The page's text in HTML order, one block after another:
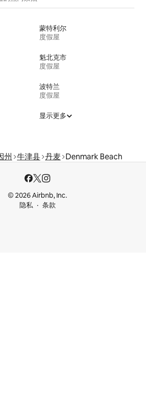
蒙特利尔
度假屋
魁北克市
度假屋
波特兰
度假屋
显示更多
州 牛津县 丹麦 Denmark Beach
© 2026 Airbnb, Inc.
隐私
条款